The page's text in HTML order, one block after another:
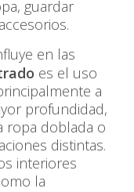
guardar
en las
es el uso
a
profundidad,
ropa doblada o
distintas.
interiores
la